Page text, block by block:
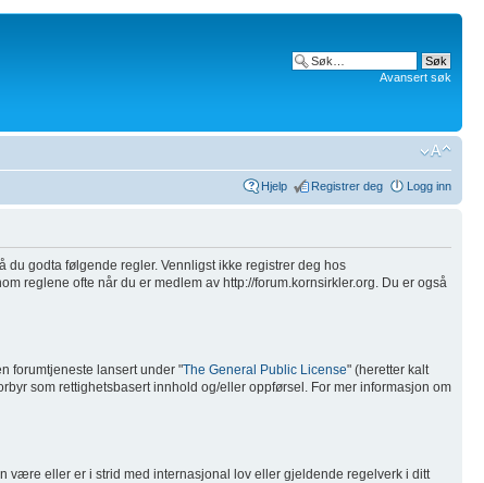
Avansert søk
Hjelp Registrer deg Logg inn
du godta følgende regler. Vennligst ikke registrer deg hos
reglene ofte når du er medlem av http://forum.kornsirkler.org. Du er også
forumtjeneste lansert under "The General Public License" (heretter kalt
som rettighetsbasert innhold og/eller oppførsel. For mer informasjon om
være eller er i strid med internasjonal lov eller gjeldende regelverk i ditt